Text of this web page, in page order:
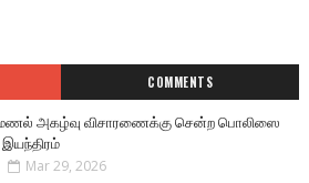
COMMENTS
அகழ்வு விசாரணைக்கு சென்ற பொலிஸை
Mar 29, 2026